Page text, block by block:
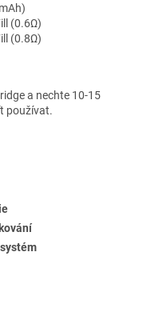
(0.6Ω)
(0.8Ω)
a nechte 10-15
používat.